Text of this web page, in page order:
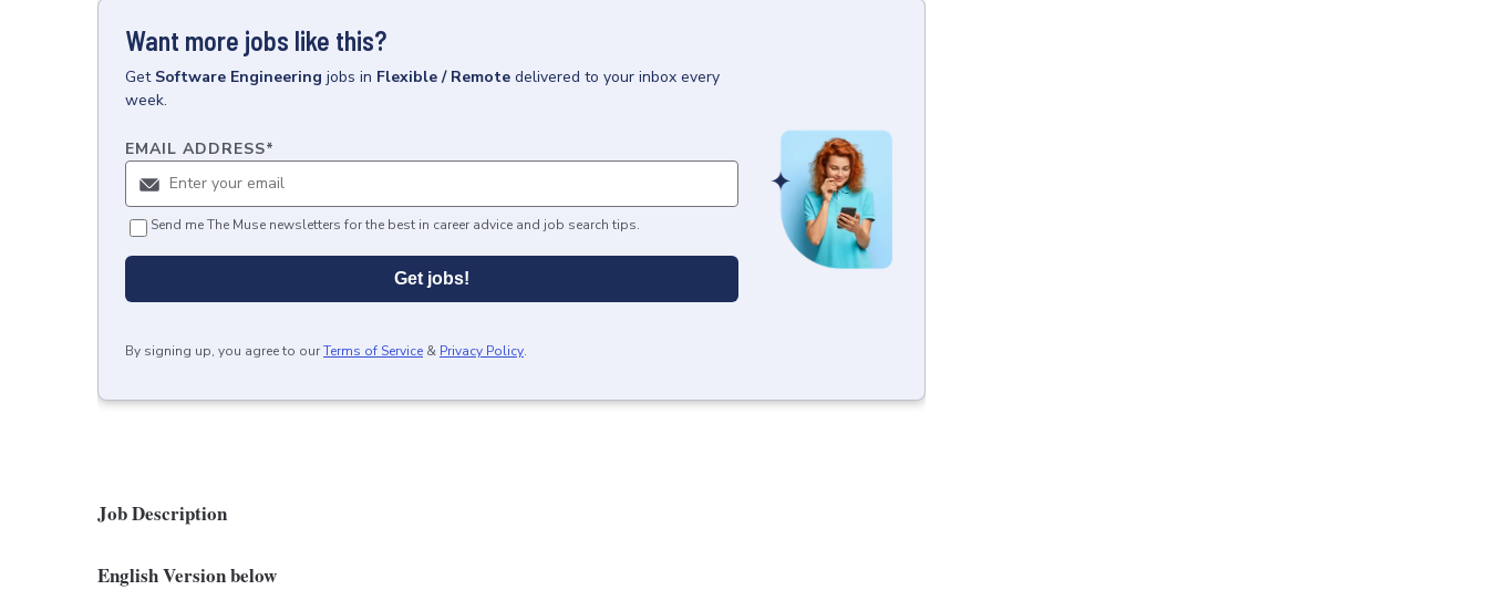
Want more jobs like this?
Get Software Engineering jobs in Flexible / Remote delivered to your inbox every
week.
EMAIL ADDRESS*
Send me The Muse newsletters for the best in career advice and job search tips.
Get jobs!
By signing up, you agree to ourTerms of Service & Privacy Policy.
Job Description
English Version below